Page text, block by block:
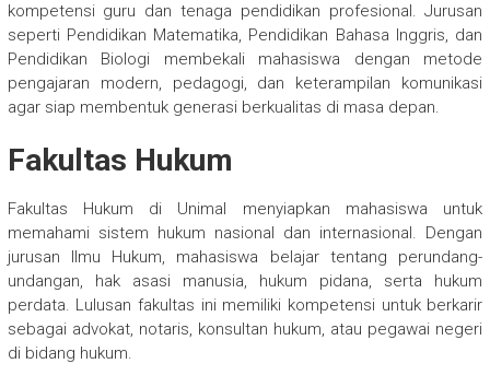
kompetensi guru dan tenaga pendidikan profesional. Jurusan
seperti Pendidikan Matematika, Pendidikan Bahasa Inggris, dan
Pendidikan Biologi membekali mahasiswa dengan metode
pengajaran modern, pedagogi, dan keterampilan komunikasi
agar siap membentuk generasi berkualitas di masa depan.
Fakultas Hukum
Fakultas Hukum di Unimal menyiapkan mahasiswa untuk
memahami sistem hukum nasional dan internasional. Dengan
jurusan Ilmu Hukum, mahasiswa belajar tentang perundang-
undangan, hak asasi manusia, hukum pidana, serta hukum
perdata. Lulusan fakultas ini memiliki kompetensi untuk berkarir
sebagai advokat, notaris, konsultan hukum, atau pegawai negeri
di bidang hukum.